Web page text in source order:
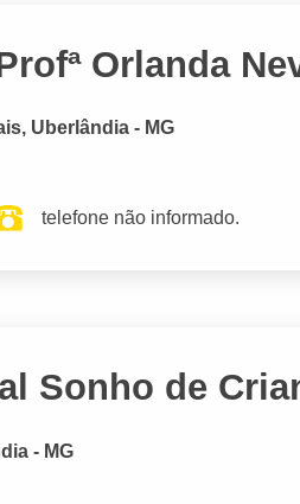
Orlanda
Uberlândia - MG
telefone não informado.
Sonho de
- MG